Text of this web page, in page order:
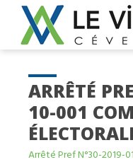
ARRÊTÉ
10-001
Arrêté Pref N°30-2019-